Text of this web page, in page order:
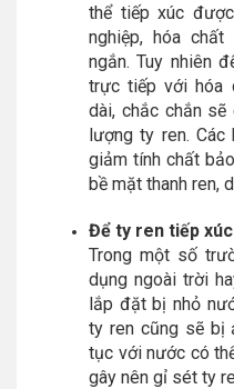
thể tiếp xúc
nghiệp, hóa
ngắn. Tuy nhiên
trực tiếp với hóa
dài, chắc chắn
lượng ty ren. Các
giảm tính chất
bề mặt thanh ren,
Để ty ren tiếp
Trong một số
dụng ngoài trời
lắp đặt bị nhỏ
ty ren cũng sẽ bị
tục với nước có
gây nên gỉ sét ty